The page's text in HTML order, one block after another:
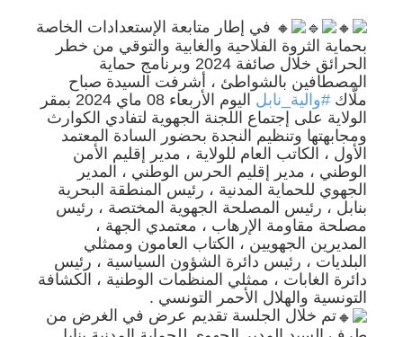
في إطار متابعة الإستعدادات الخاصة
بحماية الثروة الفلاحية والغابية والتوقي من خطر
الحرائق خلال صائفة 2024 وبرنامج حماية
المصطافين بالشواطئ ، أشرفت السيدة صباح
ملّاك #والية_نابل
اليوم الأربعاء 08 ماي 2024 بمقر
الولاية على إجتماع اللجنة الجهوية لتفادي الكوارث
ومجابهتها وتنظيم النجدة بحضور السادة المعتمد
الأول ، الكاتب العام للولاية ، مدير إقليم الأمن
الوطني ، مدير إقليم الحرس الوطني ، المدير
الجهوي للحماية المدنية ، رئيس المنطقة البحرية
بنابل ، رئيس المصلحة الجهوية المختصة ، رئيس
مصلحة مقاومة الإرهاب ، معتمدي الجهة ،
المديرين الجهويين ، الكتاب العامون وممثلي
البلديات ، رئيس دائرة الشؤون السياسية ، رئيس
دائرة الغابات ، ممثلي المنظمات الوطنية ، الكشافة
التونسية والهلال الأحمر التونسي .
تم خلال الجلسة تقديم عرض في الغرض من